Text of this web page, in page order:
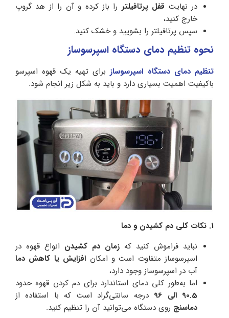
در نهایت قفل پرتافیلتر را باز کرده و آن را از هد گروپ
خارج کنید،
سپس پرتافیلتر را بشویید و خشک کنید.
نحوه تنظیم دمای دستگاه اسپرسوساز
تنظیم دمای دستگاه اسپرسوسازبرای تهیه یک قهوه اسپرسو
باکیفیت اهمیت بسیاری دارد و باید به شکل زیر انجام شود.
1. نکات کلی دم کشیدن و دما
نباید فراموش کنید که زمان دم کشیدن انواع قهوه در
اسپرسوساز متفاوت است و امکان افزایش یا کاهش دما
آب در اسپرسوساز وجود دارد،
اما به‌طور کلی دمای استاندارد برای دم کردن قهوه حدود
90.5 الی 96 درجه سانتی‌گراد است که با استفاده از
دماسنج روی دستگاه می‌توانید آن را تنظیم کنید.